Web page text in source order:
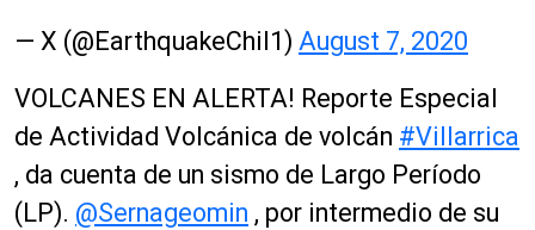
— X (@EarthquakeChil1) August 7, 2020
VOLCANES EN ALERTA! Reporte Especial
de Actividad Volcánica de volcán #Villarrica
, da cuenta de un sismo de Largo Período
(LP). @Sernageomin , por intermedio de su